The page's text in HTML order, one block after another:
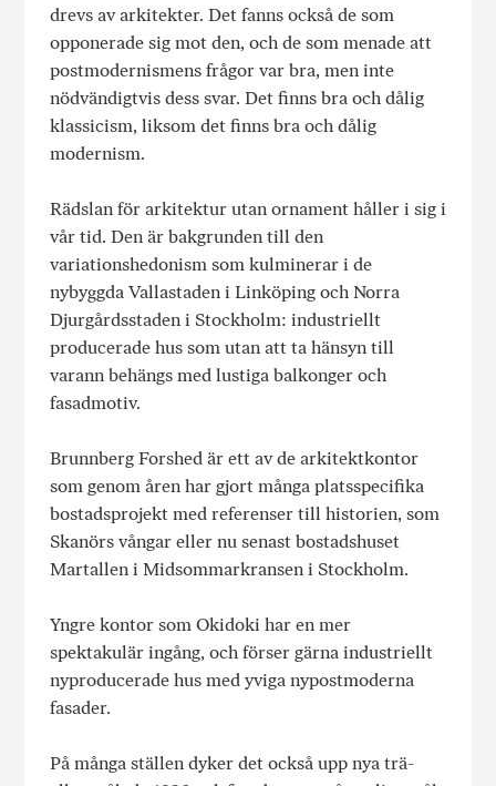
drevs av arkitekter. Det fanns också de som
opponerade sig mot den, och de som menade att
postmodernismens frågor var bra, men inte
nödvändigtvis dess svar. Det finns bra och dålig
klassicism, liksom det finns bra och dålig
modernism.
Rädslan för arkitektur utan ornament håller i sig i
vår tid. Den är bakgrunden till den
variationshedonism som kulminerar i de
nybyggda Vallastaden i Linköping och Norra
Djurgårdsstaden i Stockholm: industriellt
producerade hus som utan att ta hänsyn till
varann behängs med lustiga balkonger och
fasadmotiv.
Brunnberg Forshed är ett av de arkitektkontor
som genom åren har gjort många platsspecifika
bostadsprojekt med referenser till historien, som
Skanörs vångar eller nu senast bostadshuset
Martallen i Midsommarkransen i Stockholm.
Yngre kontor som Okidoki har en mer
spektakulär ingång, och förser gärna industriellt
nyproducerade hus med yviga nypostmoderna
fasader.
På många ställen dyker det också upp nya trä-